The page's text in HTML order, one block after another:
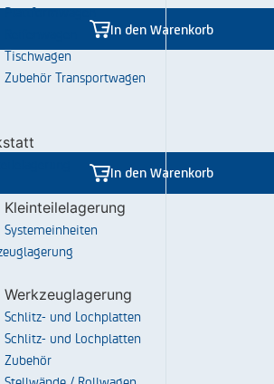
Plattformwagen
Tischwagen
Zubehör Transportwagen
Kleinteilelagerung
Systemeinheiten
Werkzeuglagerung
Schlitz- und Lochplatten
Schlitz- und Lochplatten
Zubehör
In den Warenkorb
In den Warenkorb